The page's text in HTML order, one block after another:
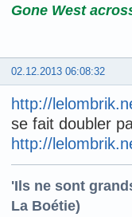
Gone West
02.12.2013 06:08:32
http://
se fait doubler
http://
'Ils ne sont
La Boétie)